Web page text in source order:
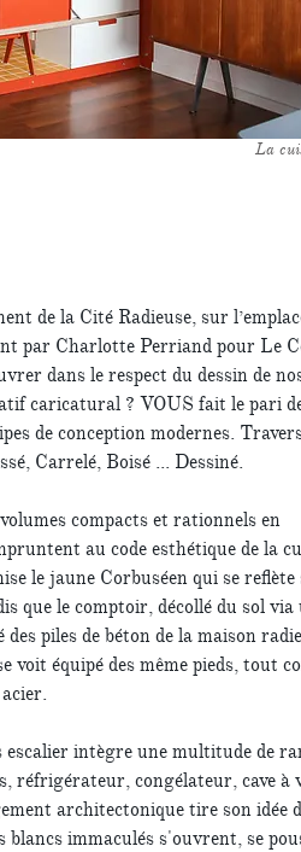
La
de la Cité Radieuse, sur
par Charlotte Perriand pour Le
dans le respect du dessin de
caricatural ? VOUS fait le pari
de conception modernes.
Carrelé, Boisé ... Dessiné.
compacts et rationnels en
au code esthétique de la
le jaune Corbuséen qui se
que le comptoir, décollé du sol via
piles de béton de la maison
voit équipé des même pieds, tout
escalier intègre une multitude de
réfrigérateur, congélateur, cave à
architectonique tire son idée
immaculés s'ouvrent, se